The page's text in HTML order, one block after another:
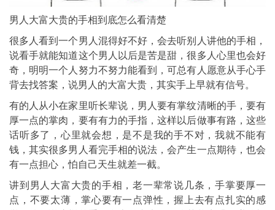
男人大富大贵的手相到底怎么看清楚
很多人看到一个男人混得好不好，会去听别人讲他的手相，
说看手就能知道这个男人以后是苦是甜，很多人心里也会好
奇，明明一个人努力不努力能看到，可总有人愿意从手心手
背去找答案，说男人的大富大贵，其实手上早就有信号。
有的人从小在家里听长辈说，男人要有掌纹清晰的手，要有
厚一点的掌肉，要有有力的手指，这样以后做事有路，这些
话听多了，心里就会想，是不是我的手不对，我就不能有
钱，其实很多男人看完手相的说法，会产生一点期待，也会
有一点担心，怕自己天生就差一截。
讲到男人大富大贵的手相，老一辈常说几条，手掌要厚一
点，不要太薄，掌心要有一点弹性，握上去有点扎实的感